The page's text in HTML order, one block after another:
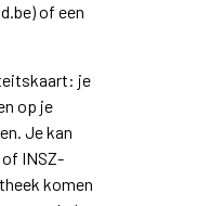
of een
je
op je
Je kan
INSZ-
komen